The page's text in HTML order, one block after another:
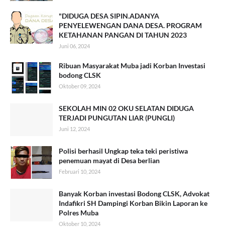
"DIDUGA DESA SIPIN.ADANYA
PENYELEWENGAN DANA DESA. PROGRAM
KETAHANAN PANGAN DI TAHUN 2023
Juni 06, 2024
Ribuan Masyarakat Muba jadi Korban Investasi
bodong CLSK
Oktober 09, 2024
SEKOLAH MIN 02 OKU SELATAN DIDUGA
TERJADI PUNGUTAN LIAR (PUNGLI)
Juni 12, 2024
Polisi berhasil Ungkap teka teki peristiwa
penemuan mayat di Desa berlian
Februari 10, 2024
Banyak Korban investasi Bodong CLSK, Advokat
Indafikri SH Dampingi Korban Bikin Laporan ke
Polres Muba
Oktober 10, 2024